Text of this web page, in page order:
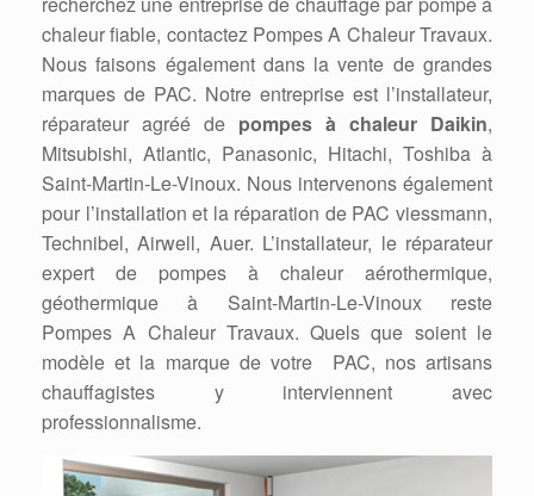
chaleur fiable, contactez Pompes A Chaleur Travaux.
Nous faisons également dans la vente de grandes
marques de PAC. Notre entreprise est l’installateur,
réparateur agréé de pompes à chaleur Daikin,
Mitsubishi, Atlantic, Panasonic, Hitachi, Toshiba à
Saint-Martin-Le-Vinoux. Nous intervenons également
pour l’installation et la réparation de PAC viessmann,
Technibel, Airwell, Auer. L’installateur, le réparateur
expert de pompes à chaleur aérothermique,
géothermique à Saint-Martin-Le-Vinoux reste
Pompes A Chaleur Travaux. Quels que soient le
modèle et la marque de votre PAC, nos artisans
chauffagistes y interviennent avec
professionnalisme.